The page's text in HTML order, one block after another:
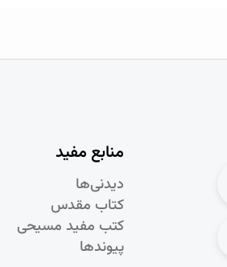
منابع مفید
دیدنی‌ها
کتاب مقدس
کتب مفید مسیحی
پیوندها